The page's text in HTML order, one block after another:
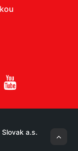
a.s.